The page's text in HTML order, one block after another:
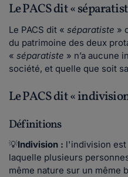
Le PACS dit «
Le PACS dit « séparatiste »
du patrimoine des deux
« séparatiste » n’a aucune
société, et quelle que soit
Le PACS dit «
Définitions
💡Indivision : l'indivision est
laquelle plusieurs
même nature sur un même